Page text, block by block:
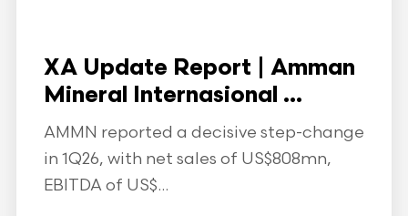
XA Update Report | Amman
Mineral Internasional ...
AMMN reported a decisive step-change
in 1Q26, with net sales of US$808mn,
EBITDA of US$...